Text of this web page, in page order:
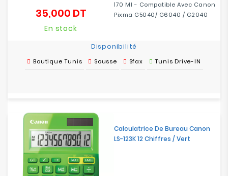
170 Ml - Compatible Avec Canon
Pixma G5040/ G6040 / G2040
35,000 DTPrix
En stock
Disponibilité
Boutique Tunis Sousse Sfax Tunis Drive-IN
Calculatrice De Bureau Canon
LS-123K 12 Chiffres / Vert